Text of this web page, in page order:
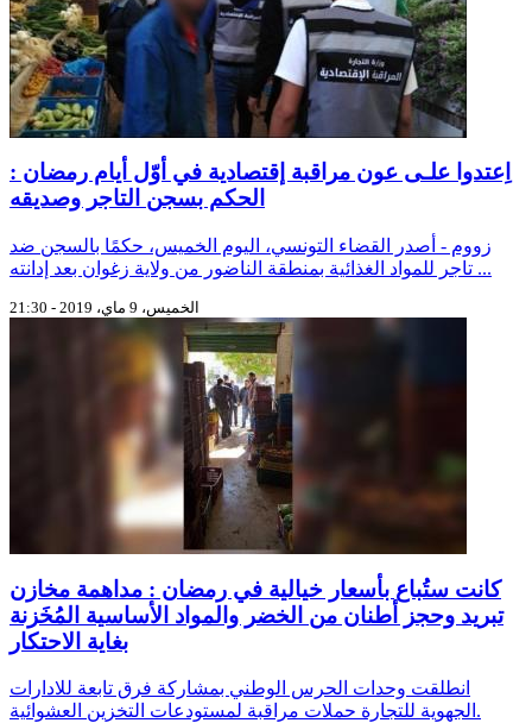
اِعتدوا علـى عون مراقبة إقتصادية في أوّل أيام رمضان :
الحكم بسجن التاجر وصديقه
زووم - أصدر القضاء التونسي، اليوم الخميس، حكمًا بالسجن ضد
تاجر للمواد الغذائية بمنطقة الناضور من ولاية زغوان بعد إدانته ...
الخميس، 9 ماي، 2019 - 21:30
كانت ستُباع بأسعار خيالية في رمضان : مداهمة مخازن
تبريد وحجز أطنان من الخضر والمواد الأساسية المُخَزنة
بغاية الاحتكار
انطلقت وحدات الحرس الوطني بمشاركة فرق تابعة للادارات
الجهوية للتجارة حملات مراقبة لمستودعات التخزين العشوائية.